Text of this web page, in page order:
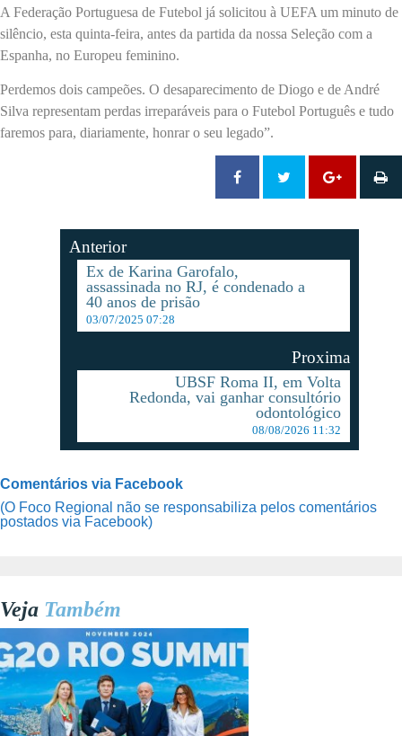
A Federação Portuguesa de Futebol já solicitou à UEFA um minuto de
silêncio, esta quinta-feira, antes da partida da nossa Seleção com a
Espanha, no Europeu feminino.
Perdemos dois campeões. O desaparecimento de Diogo e de André
Silva representam perdas irreparáveis para o Futebol Português e tudo
faremos para, diariamente, honrar o seu legado”.
Anterior
Ex de Karina Garofalo,
assassinada no RJ, é condenado a
40 anos de prisão
03/07/2025 07:28
Proxima
UBSF Roma II, em Volta
Redonda, vai ganhar consultório
odontológico
08/08/2026 11:32
Comentários via Facebook
(O Foco Regional não se responsabiliza pelos comentários
postados via Facebook)
Veja Também